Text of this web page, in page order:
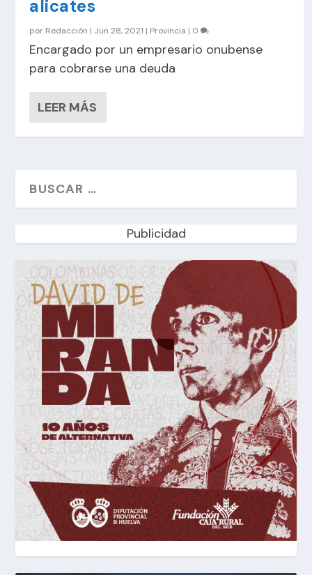
alicates
por Redacción | Jun 28, 2021 | Provincia | 0
Encargado por un empresario onubense
para cobrarse una deuda
LEER MÁS
Publicidad